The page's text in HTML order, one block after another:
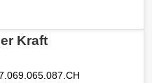
Kraft